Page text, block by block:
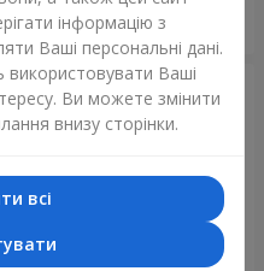
Замовити
інформацію з
Ваші персональні дані.
використовувати Ваші
Ви можете змінити
внизу сторінки.
всі